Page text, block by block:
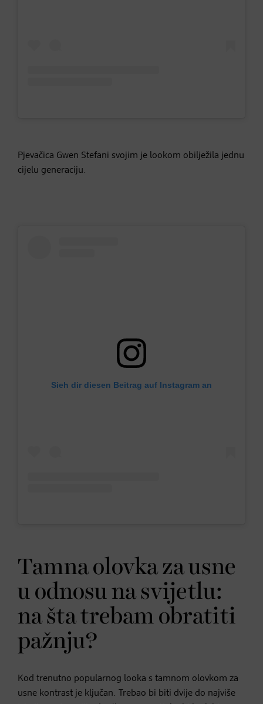
Pjevačica Gwen Stefani svojim je lookom obilježila jednu
cijelu generaciju.
Sieh dir diesen Beitrag auf Instagram an
Tamna olovka za usne
u odnosu na svijetlu:
na šta trebam obratiti
pažnju?
Kod trenutno popularnog looka s tamnom olovkom za
usne kontrast je ključan. Trebao bi biti dvije do najviše